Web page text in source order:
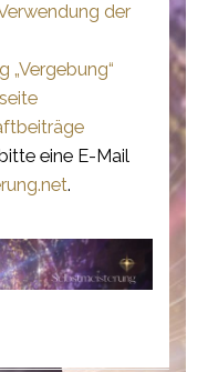
der
eine E-Mail
.